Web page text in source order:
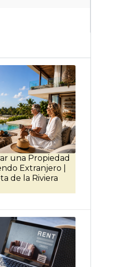
una Propiedad
Extranjero |
de la Riviera